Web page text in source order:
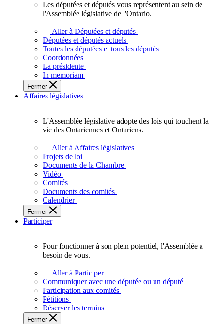
députés
vous
représentent
sein
de
l'Assemblée
législative
l'Ontario.
Les députées et députés vous représentent au sein de
l'Assemblée législative de l'Ontario.
Aller à Députées et députés
Députées et députés actuels
Toutes les députées et tous les députés
Coordonnées
La présidente
In memoriam
Fermer
Affaires législatives
L'Assemblée
adopte
touchent
des
Ontariennes
et
L'Assemblée législative adopte des lois qui touchent la
vie des Ontariennes et Ontariens.
Aller à Affaires législatives
Projets de loi
Documents de la Chambre
Vidéo
Comités
Documents des comités
Calendrier
Fermer
Participer
plein
potentiel,
l'Assemblée
a
Pour fonctionner à son plein potentiel, l'Assemblée a
besoin de vous.
Aller à Participer
Communiquer avec une députée ou un député
Participation aux comités
Pétitions
Réserver les terrains
Fermer